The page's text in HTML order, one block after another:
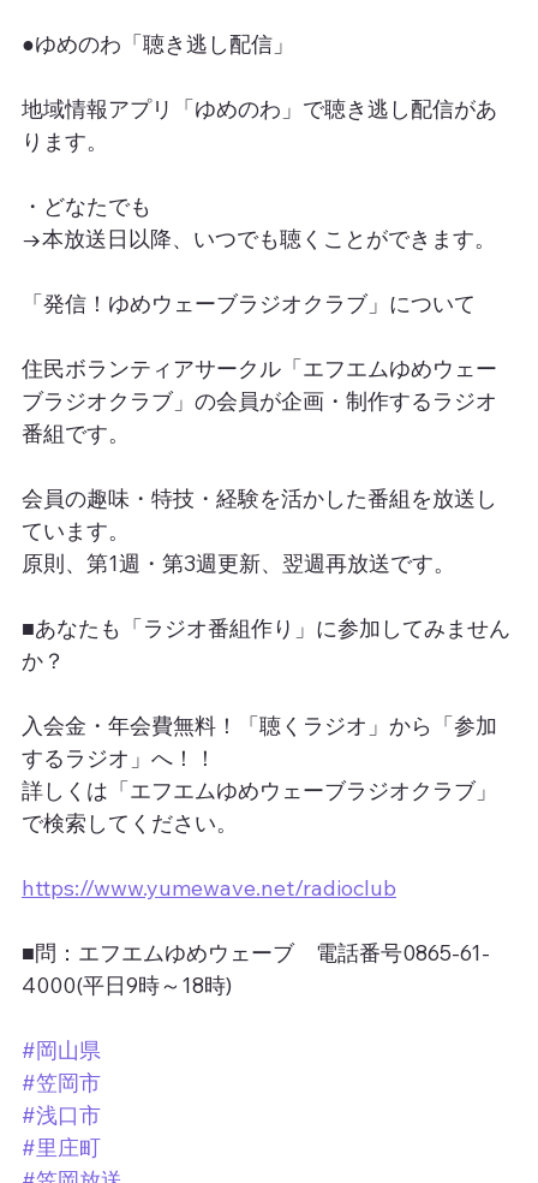
●ゆめのわ「聴き逃し配信」
地域情報アプリ「ゆめのわ」で聴き逃し配信があ
ります。
・どなたでも
→本放送日以降、いつでも聴くことができます。
「発信！ゆめウェーブラジオクラブ」について
住民ボランティアサークル「エフエムゆめウェー
ブラジオクラブ」の会員が企画・制作するラジオ
番組です。
会員の趣味・特技・経験を活かした番組を放送し
ています。
原則、第1週・第3週更新、翌週再放送です。
■あなたも「ラジオ番組作り」に参加してみません
か？
入会金・年会費無料！「聴くラジオ」から「参加
するラジオ」へ！！
詳しくは「エフエムゆめウェーブラジオクラブ」
で検索してください。
https://www.yumewave.net/radioclub
■問：エフエムゆめウェーブ　電話番号0865-61-
4000(平日9時～18時)
#岡山県
#笠岡市
#浅口市
#里庄町